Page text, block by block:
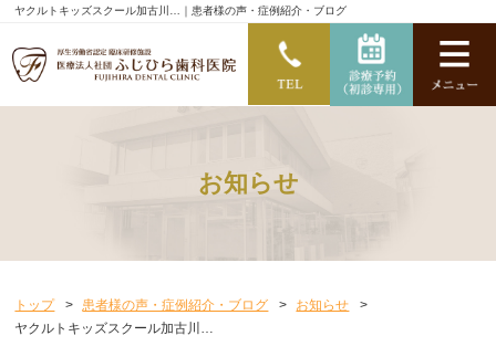
ヤクルトキッズスクール加古川…｜患者様の声・症例紹介・ブログ
お知らせ
トップ 患者様の声・症例紹介・ブログ
お知らせ
ヤクルトキッズスクール加古川…